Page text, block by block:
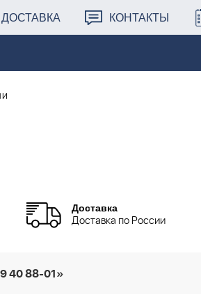
ДОСТАВКА КОНТАКТЫ
Доставка
Доставка по России
40 88-01»